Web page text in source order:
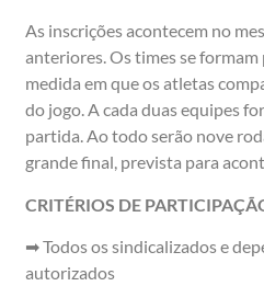
As inscrições acontecem no
anteriores. Os times se formam
medida em que os atletas
do jogo. A cada duas equipes
partida. Ao todo serão nove
grande final, prevista para
CRITÉRIOS DE
➡ Todos os sindicalizados e
autorizados